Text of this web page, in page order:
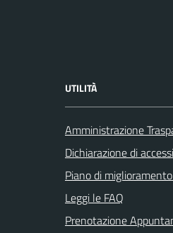
UTILITÀ
Amministrazione
Dichiarazione di
Piano di
Leggi le FAQ
Prenotazione